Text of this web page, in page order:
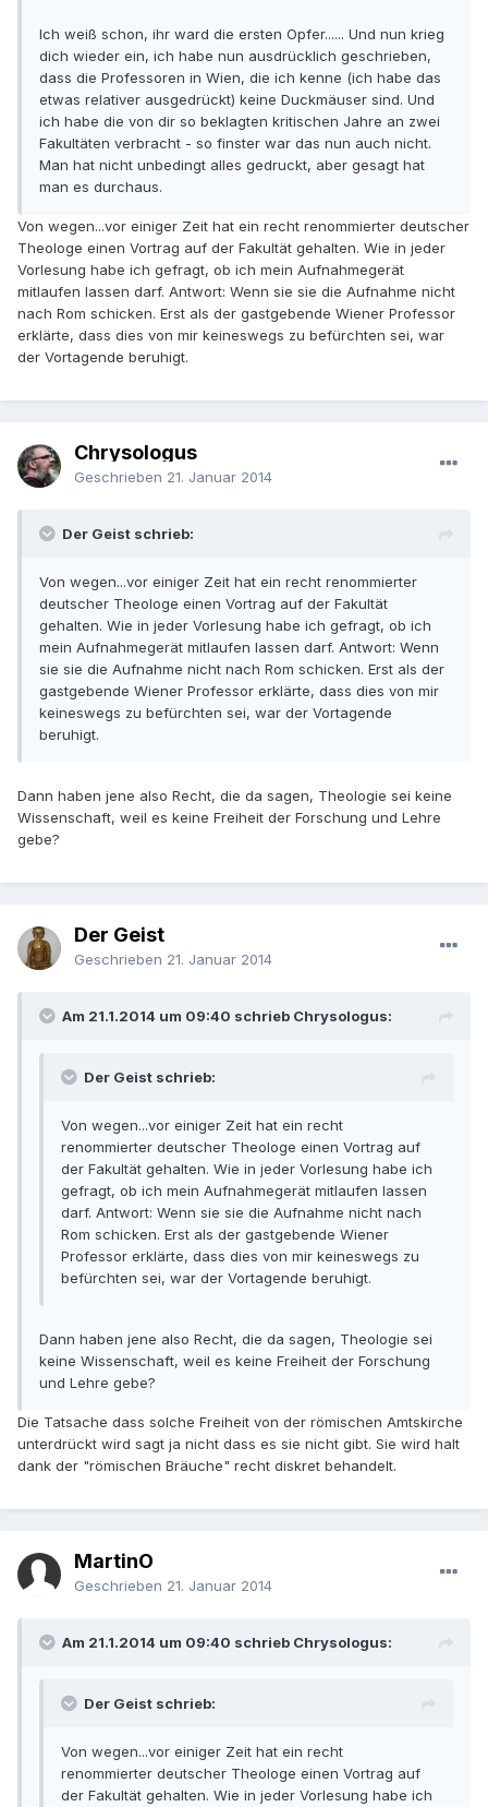
Ich weiß schon, ihr ward die ersten Opfer...... Und nun krieg
dich wieder ein, ich habe nun ausdrücklich geschrieben,
dass die Professoren in Wien, die ich kenne (ich habe das
etwas relativer ausgedrückt) keine Duckmäuser sind. Und
ich habe die von dir so beklagten kritischen Jahre an zwei
Fakultäten verbracht - so finster war das nun auch nicht.
Man hat nicht unbedingt alles gedruckt, aber gesagt hat
man es durchaus.
Von wegen...vor einiger Zeit hat ein recht renommierter deutscher
Theologe einen Vortrag auf der Fakultät gehalten. Wie in jeder
Vorlesung habe ich gefragt, ob ich mein Aufnahmegerät
mitlaufen lassen darf. Antwort: Wenn sie sie die Aufnahme nicht
nach Rom schicken. Erst als der gastgebende Wiener Professor
erklärte, dass dies von mir keineswegs zu befürchten sei, war
der Vortagende beruhigt.
Chrysologus
Geschrieben 21. Januar 2014
Der Geist schrieb:
Von wegen...vor einiger Zeit hat ein recht renommierter
deutscher Theologe einen Vortrag auf der Fakultät
gehalten. Wie in jeder Vorlesung habe ich gefragt, ob ich
mein Aufnahmegerät mitlaufen lassen darf. Antwort: Wenn
sie sie die Aufnahme nicht nach Rom schicken. Erst als der
gastgebende Wiener Professor erklärte, dass dies von mir
keineswegs zu befürchten sei, war der Vortagende
beruhigt.
Dann haben jene also Recht, die da sagen, Theologie sei keine
Wissenschaft, weil es keine Freiheit der Forschung und Lehre
gebe?
Der Geist
Geschrieben 21. Januar 2014
Am 21.1.2014 um 09:40 schrieb Chrysologus:
Der Geist schrieb:
Von wegen...vor einiger Zeit hat ein recht
renommierter deutscher Theologe einen Vortrag auf
der Fakultät gehalten. Wie in jeder Vorlesung habe ich
gefragt, ob ich mein Aufnahmegerät mitlaufen lassen
darf. Antwort: Wenn sie sie die Aufnahme nicht nach
Rom schicken. Erst als der gastgebende Wiener
Professor erklärte, dass dies von mir keineswegs zu
befürchten sei, war der Vortagende beruhigt.
Dann haben jene also Recht, die da sagen, Theologie sei
keine Wissenschaft, weil es keine Freiheit der Forschung
und Lehre gebe?
Die Tatsache dass solche Freiheit von der römischen Amtskirche
unterdrückt wird sagt ja nicht dass es sie nicht gibt. Sie wird halt
dank der "römischen Bräuche" recht diskret behandelt.
MartinO
Geschrieben 21. Januar 2014
Am 21.1.2014 um 09:40 schrieb Chrysologus:
Der Geist schrieb:
Von wegen...vor einiger Zeit hat ein recht
renommierter deutscher Theologe einen Vortrag auf
der Fakultät gehalten. Wie in jeder Vorlesung habe ich